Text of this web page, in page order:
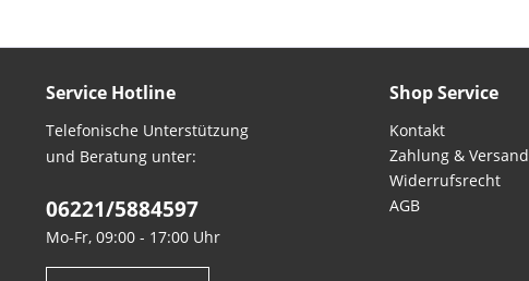
Service Hotline
Telefonische Unterstützung
und Beratung unter:
06221/5884597
Mo-Fr, 09:00 - 17:00 Uhr
Shop Service
Kontakt
Zahlung & Versand
Widerrufsrecht
AGB